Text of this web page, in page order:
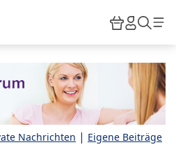
HiPP
Nachrichten | Eigene Beiträge